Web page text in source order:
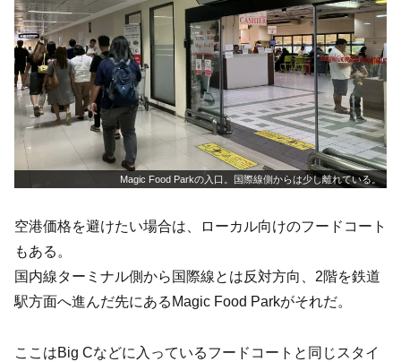
Magic Food Parkの入口。国際線側からは少し離れている。
空港価格を避けたい場合は、ローカル向けのフードコート
もある。
国内線ターミナル側から国際線とは反対方向、2階を鉄道
駅方面へ進んだ先にあるMagic Food Parkがそれだ。
ここはBig Cなどに入っているフードコートと同じスタイ